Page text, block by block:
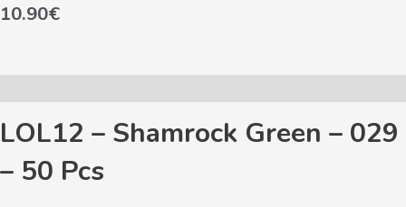
Shamrock
-
Pcs
10.90€
LOL12 – Shamrock Green – 029
– 50 Pcs